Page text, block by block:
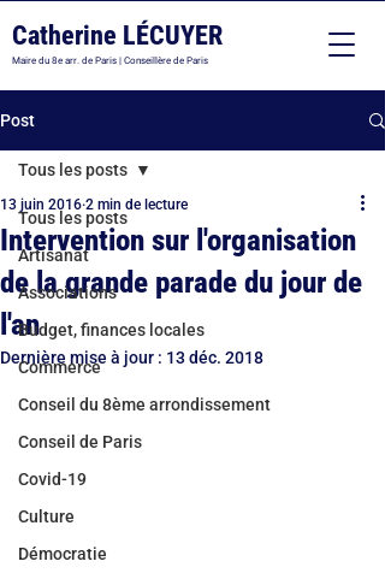
Catherine LÉCUYER
Maire du 8e arr. de Paris | Conseillère de Paris
Post
Tous les posts
Artisanat
Associations
Budget, finances locales
Commerce
Conseil du 8ème arrondissement
Conseil de Paris
Covid-19
Culture
Démocratie
Tous les posts
Intervention sur l'organisation
de la grande parade du jour de
l'an
13 juin 2016 2 min de lecture
Dernière mise à jour : 13 déc. 2018